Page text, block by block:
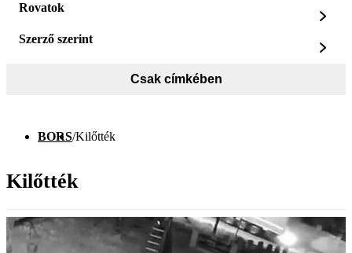
Rovatok
Szerző szerint
Csak címkében
BORS/Kilőtték
Kilőtték